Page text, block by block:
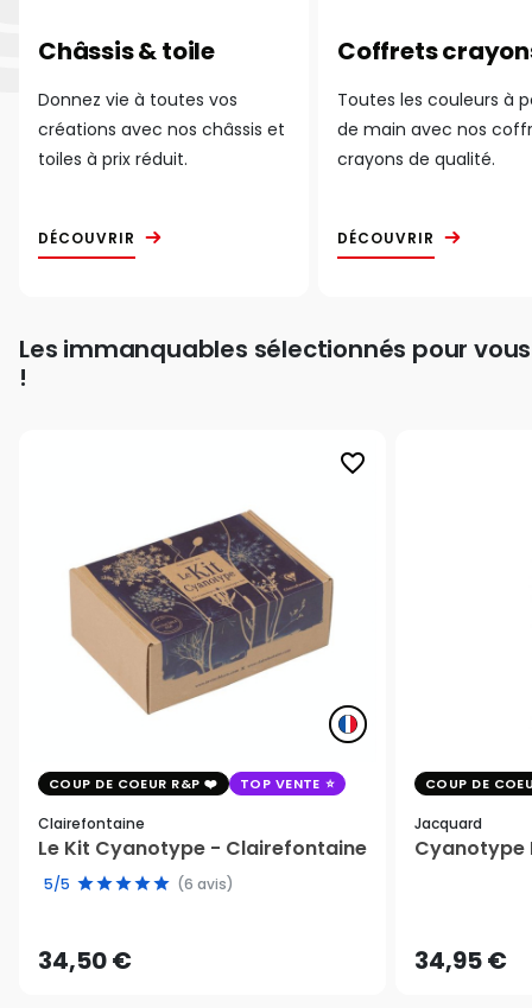
Châssis & toile
Donnez vie à toutes vos
créations avec nos châssis et
toiles à prix réduit.
DÉCOUVRIR
Coffrets
Toutes les couleurs à
de main avec nos
crayons de qualité.
DÉCOUVRIR
Les immanquables sélectionnés pour vous
!
favorite_border
COUP DE COEUR R&P TOP VENTE
Clairefontaine
Le Kit Cyanotype - Clairefontaine
5/5 (6 avis)
34,50 €
COUP DE
Jacquard
Cyanotype
34,95 €